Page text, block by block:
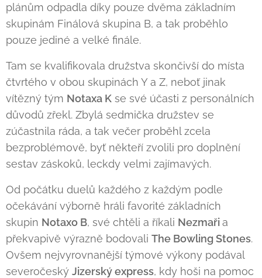
plánům odpadla díky pouze dvěma základním
skupinám Finálová skupina B, a tak proběhlo
pouze jediné a velké finále.
Tam se kvalifikovala družstva skončivší do místa
čtvrtého v obou skupinách Y a Z, neboť jinak
vítězný tým Notaxa K se své účasti z personálních
důvodů zřekl. Zbylá sedmička družstev se
zúčastnila ráda, a tak večer proběhl zcela
bezproblémově, byť někteří zvolili pro doplnění
sestav záskoků, leckdy velmi zajímavých.
Od počátku duelů každého z každým podle
očekávání výborně hráli favorité základních
skupin Notaxo B, své chtěli a říkali Nezmařia
překvapivě výrazně bodovali The Bowling Stones.
Ovšem nejvyrovnanější týmové výkony podával
severočeský Jizerský express, kdy hoši na pomoc